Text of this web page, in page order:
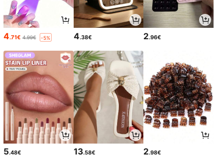
4.71€ 4.99€ -5% 4.38€ 2.96€
5.48€ 13.58€ 2.98€